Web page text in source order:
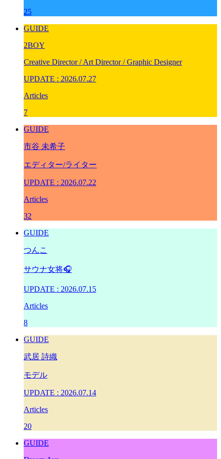
25
GUIDE
2BOY
Creative Director / Art Director / Graphic Designer
UPDATE : 2026.07.27
Articles
7
GUIDE
市⾕ 未希⼦
エディター/ライター
UPDATE : 2026.07.22
Articles
32
GUIDE
つんこ
サウナ女将🎧
UPDATE : 2026.07.15
Articles
8
GUIDE
武居 詩織
モデル
UPDATE : 2026.07.14
Articles
20
GUIDE